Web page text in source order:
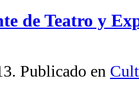
de Teatro y
. Publicado en